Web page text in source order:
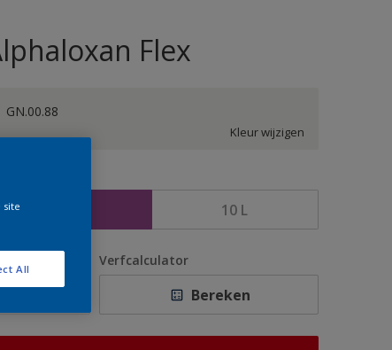
Flex
GN.00.88
Kleur wijzigen
10 L
Verfcalculator
Bereken
site
All